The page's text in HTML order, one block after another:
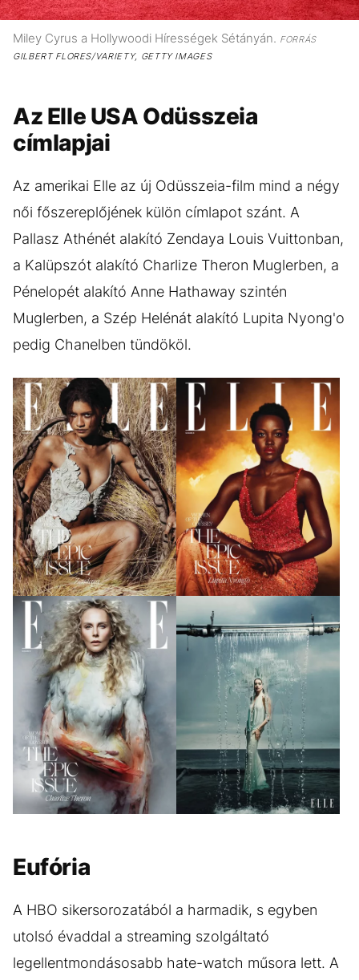
Miley Cyrus a Hollywoodi Hírességek Sétányán. FORRÁS
GILBERT FLORES/VARIETY, GETTY IMAGES
Az Elle USA Odüsszeia
címlapjai
Az amerikai Elle az új Odüsszeia-film mind a négy
női főszereplőjének külön címlapot szánt. A
Pallasz Athénét alakító Zendaya Louis Vuittonban,
a Kalüpszót alakító Charlize Theron Muglerben, a
Pénelopét alakító Anne Hathaway szintén
Muglerben, a Szép Helénát alakító Lupita Nyong'o
pedig Chanelben tündököl.
Eufória
A HBO sikersorozatából a harmadik, s egyben
utolsó évaddal a streaming szolgáltató
legellentmondásosabb hate-watch műsora lett. A